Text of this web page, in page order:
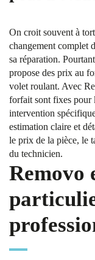
On croit souvent à
changement complet
sa réparation.
propose des prix au
volet roulant. Avec
forfait sont fixes pour
intervention
estimation claire et
le prix de la pièce, le
du technicien.
Removo